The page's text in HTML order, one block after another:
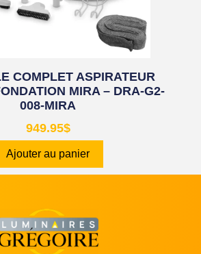
COMPLET ASPIRATEUR
MIRA – DRA-G2-
008-MIRA
949.95$
Ajouter au panier